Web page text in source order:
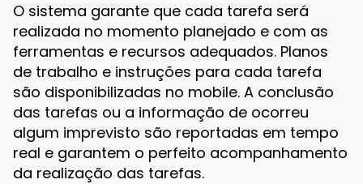
O sistema garante que cada tarefa será
realizada no momento planejado e com as
ferramentas e recursos adequados. Planos
de trabalho e instruções para cada tarefa
são disponibilizadas no mobile. A conclusão
das tarefas ou a informação de ocorreu
algum imprevisto são reportadas em tempo
real e garantem o perfeito acompanhamento
da realização das tarefas.